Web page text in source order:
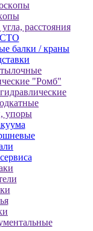
paccтoяния
CТО
балки / краны
"Ромб"
упоры